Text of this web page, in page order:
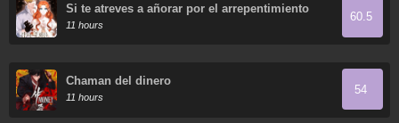
Si te atreves a añorar por el arrepentimiento
11 hours
60.5
Chaman del dinero
11 hours
54